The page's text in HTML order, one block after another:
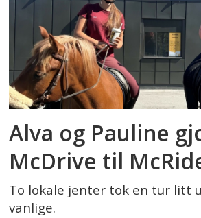
Alva og Pauline
McDrive til
To lokale jenter tok en tur litt
vanlige.